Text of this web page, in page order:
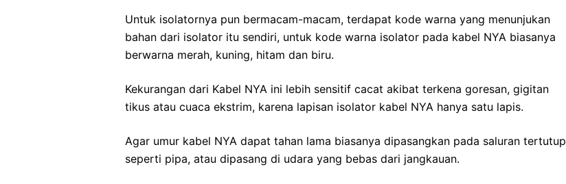
Untuk isolatornya pun bermacam-macam, terdapat kode warna yang menunjukan
bahan dari isolator itu sendiri, untuk kode warna isolator pada kabel NYA biasanya
berwarna merah, kuning, hitam dan biru.
Kekurangan dari Kabel NYA ini lebih sensitif cacat akibat terkena goresan, gigitan
tikus atau cuaca ekstrim, karena lapisan isolator kabel NYA hanya satu lapis.
Agar umur kabel NYA dapat tahan lama biasanya dipasangkan pada saluran tertutup
seperti pipa, atau dipasang di udara yang bebas dari jangkauan.